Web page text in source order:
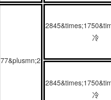
77&plusmn;2
冷
冷